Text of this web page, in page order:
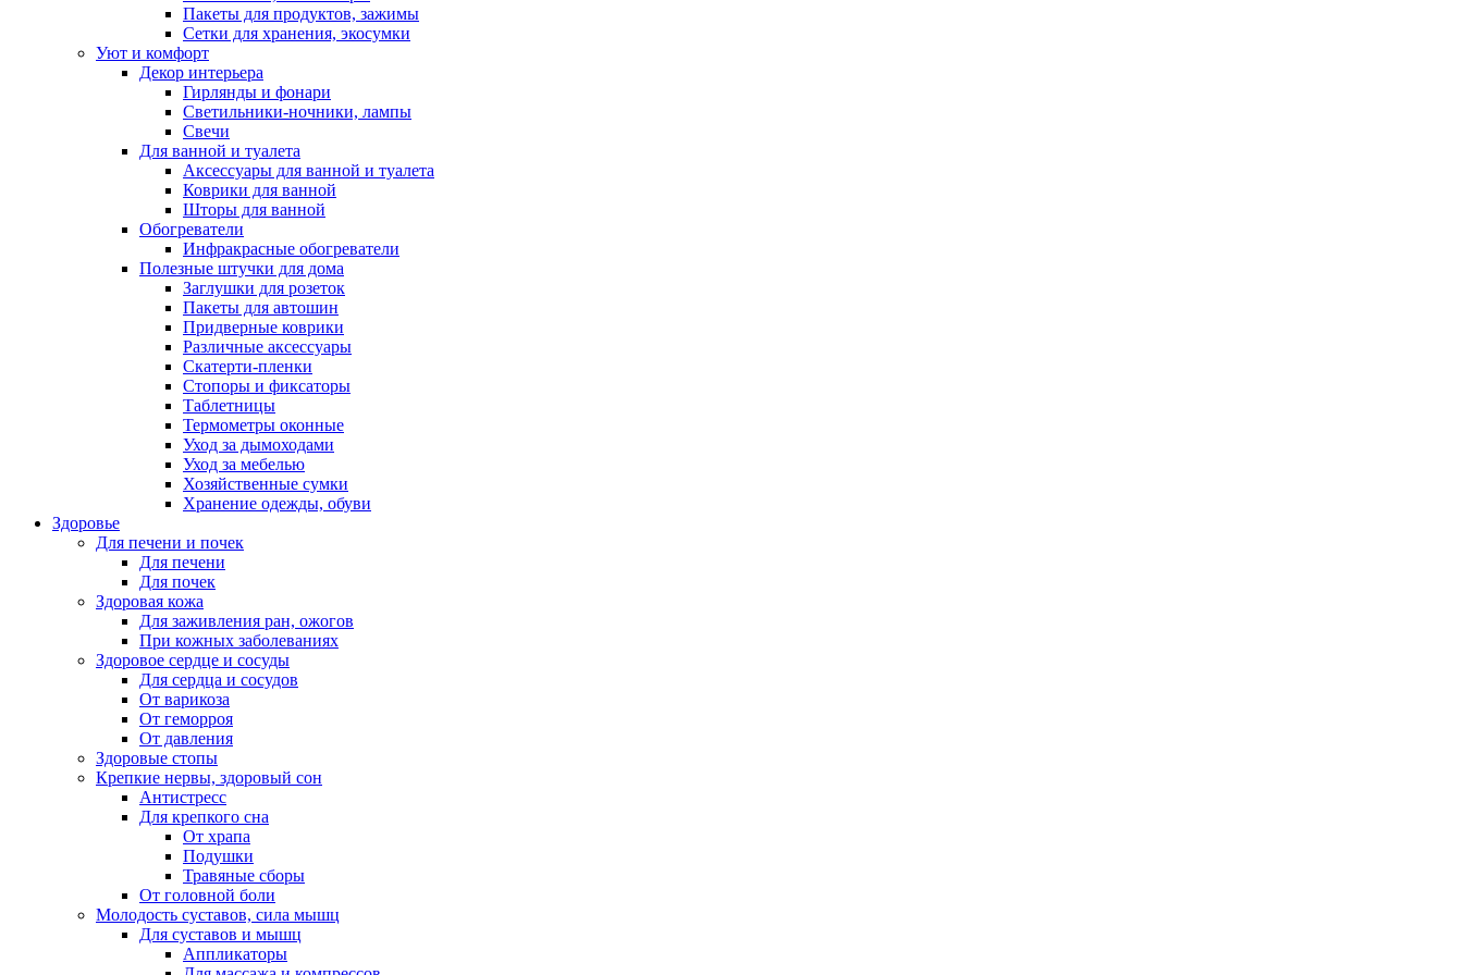
Пакеты для продуктов, зажимы
Сетки для хранения, экосумки
Уют и комфорт
Декор интерьера
Гирлянды и фонари
Светильники-ночники, лампы
Свечи
Для ванной и туалета
Аксессуары для ванной и туалета
Коврики для ванной
Шторы для ванной
Обогреватели
Инфракрасные обогреватели
Полезные штучки для дома
Заглушки для розеток
Пакеты для автошин
Придверные коврики
Различные аксессуары
Скатерти-пленки
Стопоры и фиксаторы
Таблетницы
Термометры оконные
Уход за дымоходами
Уход за мебелью
Хозяйственные сумки
Хранение одежды, обуви
Здоровье
Для печени и почек
Для печени
Для почек
Здоровая кожа
Для заживления ран, ожогов
При кожных заболеваниях
Здоровое сердце и сосуды
Для сердца и сосудов
От варикоза
От геморроя
От давления
Здоровые стопы
Крепкие нервы, здоровый сон
Антистресс
Для крепкого сна
От храпа
Подушки
Травяные сборы
От головной боли
Молодость суставов, сила мышц
Для суставов и мышц
Аппликаторы